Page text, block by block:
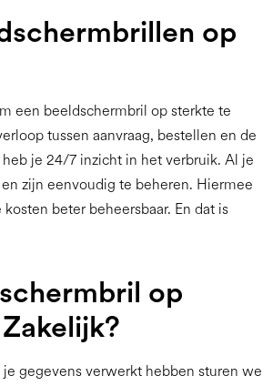
op
een beeldschermbril op sterkte te
tussen aanvraag, bestellen en de
je 24/7 inzicht in het verbruik. Al je
zijn eenvoudig te beheren. Hiermee
beter beheersbaar. En dat is
op
gegevens verwerkt hebben sturen we